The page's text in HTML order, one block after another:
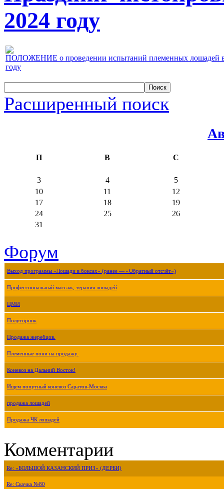
2024 году
ПОЛОЖЕНИЕ о проведении испытаний племенных лошадей
году
Расширенный поиск
П В С
3 4
5
10
11
12
17
18
19
24
25
26
31
Форум
Выход программы «Лошади в боксах» (ранее — «Обратный отсчёт»)
Профессиональный массаж, терапия лошадей
ЦМИ
Полуторник
Продажа жеребцов.
Племенные пони на продажу.
Коневоз на Дальний Восток!
Ищем попутный коневоз Саратов-Москва
продажа лошадей
Продажа ЧК лошадей
Комментарии
Re: «БОЛЬШОЙ КАЗАНСКИЙ ПРИЗ» (ДЕРБИ)
Re: Скачка №80